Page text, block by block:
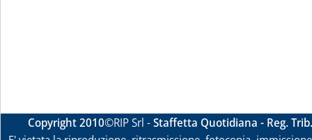
Copyright 2010©RIP Srl -Staffetta Quotidiana - Reg.